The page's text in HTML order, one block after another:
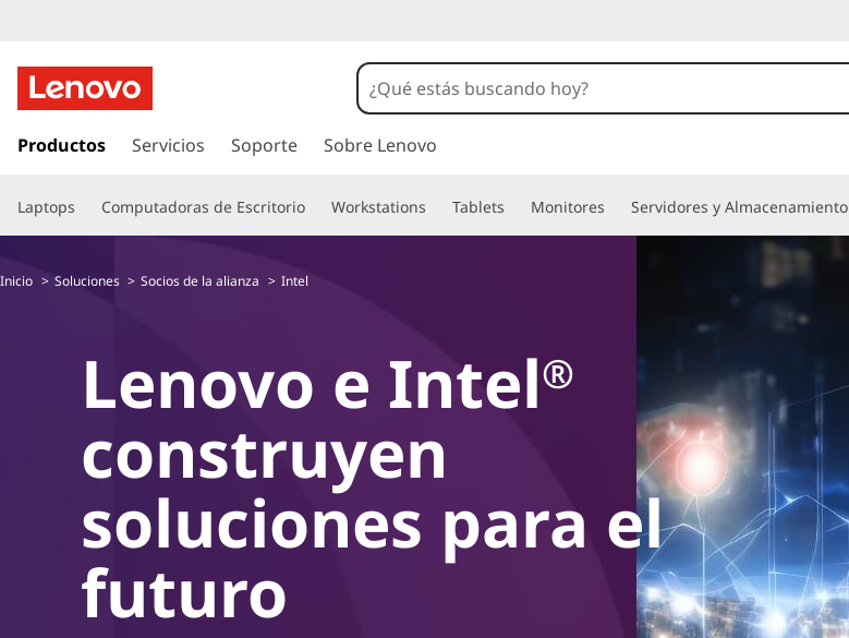
r
c
o
t
Productos Servicios Soporte Sobre Lenovo
Laptops Computadoras de Escritorio Workstations Tablets Monitores Servidores y Almacenamiento
Inicio Soluciones Socios de la alianza Intel
Lenovo e Intel®
construyen
soluciones para el
futuro